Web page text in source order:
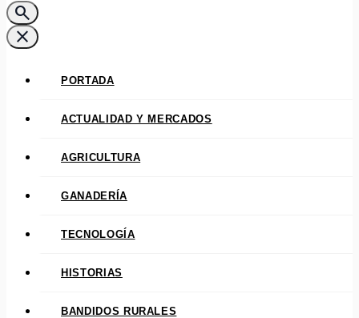
search
close
PORTADA
ACTUALIDAD Y MERCADOS
AGRICULTURA
GANADERÍA
TECNOLOGÍA
HISTORIAS
BANDIDOS RURALES